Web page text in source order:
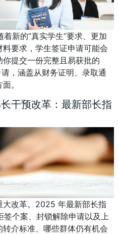
新的”真实学生”要求、更加
要求，学生签证申请可能会
提交一份完整且易获批的
，涵盖从财务证明、录取通
。
干预改革：最新部长指
大改革。2025 年最新部长指
个案、封锁解除申请以及上
介标准、哪些群体仍有机会